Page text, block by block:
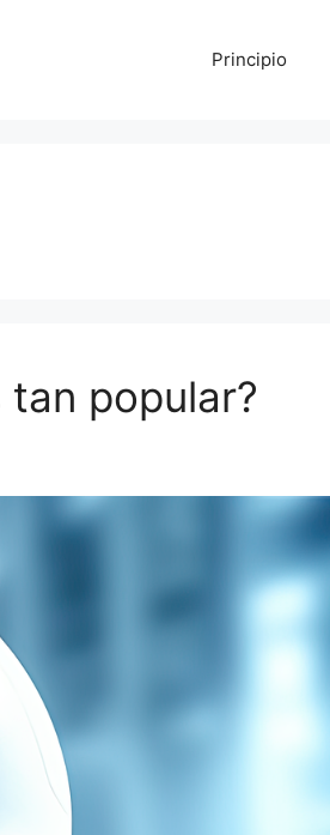
Principio
tan popular?